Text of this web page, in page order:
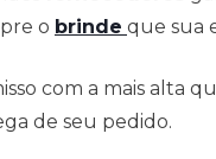
o brinde que sua
com a mais alta
de seu pedido.